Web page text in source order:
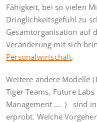
Fähigkeit, bei so vielen
Dringlichkeitsgefühl zu
Gesamtorganisation auf
Veränderung mit sich
Personalwirtschaft.
Weitere andere Modelle
Tiger Teams, Future
Management …. ) sind
erprobt. Welche